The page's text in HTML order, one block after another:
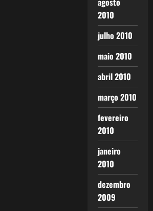
2010
julho 2010
maio 2010
abril 2010
março 2010
fevereiro
2010
janeiro
2010
dezembro
2009